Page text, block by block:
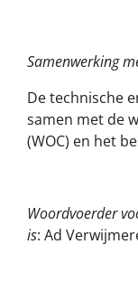
Samenwerking
De technische
samen met de
(WOC) en het
Woordvoerder
is: Ad